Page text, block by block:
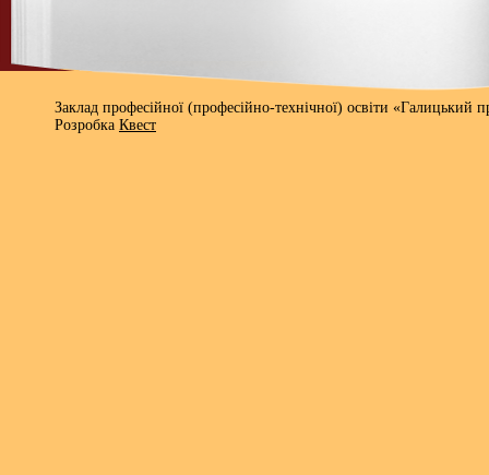
Заклад професійної (професійно-технічної) освіти
Розробка Квест